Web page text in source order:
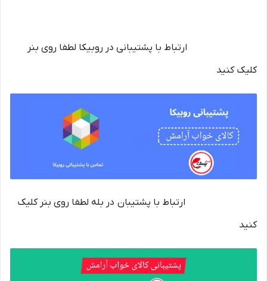
ارتباط با پشتیبانی در روبیکا لطفا روی بنر
کلیک کنید
ارتباط با پشتیبان در بله لطفا روی بنر کلیک
کنید